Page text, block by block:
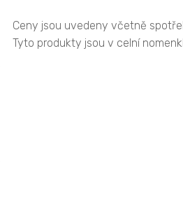
Ceny jsou uvedeny včetně
Tyto produkty jsou v celní